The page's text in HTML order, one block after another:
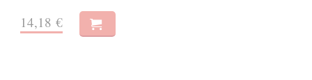
14,18 €